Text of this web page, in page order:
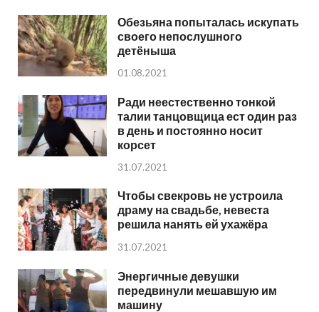
Обезьяна попыталась искупать
своего непослушного
детёныша
01.08.2021
Ради неестественно тонкой
талии танцовщица ест один раз
в день и постоянно носит
корсет
31.07.2021
Чтобы свекровь не устроила
драму на свадьбе, невеста
решила нанять ей ухажёра
31.07.2021
Энергичные девушки
передвинули мешавшую им
машину